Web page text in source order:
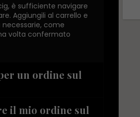
è sufficiente navigare
Aggiungili al carrello e
necessarie, come
volta confermato
un ordine sul
il mio ordine sul